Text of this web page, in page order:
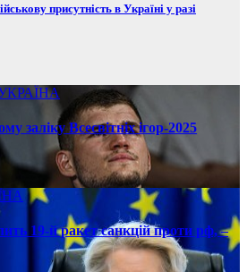
присутність в Україні у разі
заліку Всесвітніх ігор-2025
19-й ракет санкцій проти рф, –